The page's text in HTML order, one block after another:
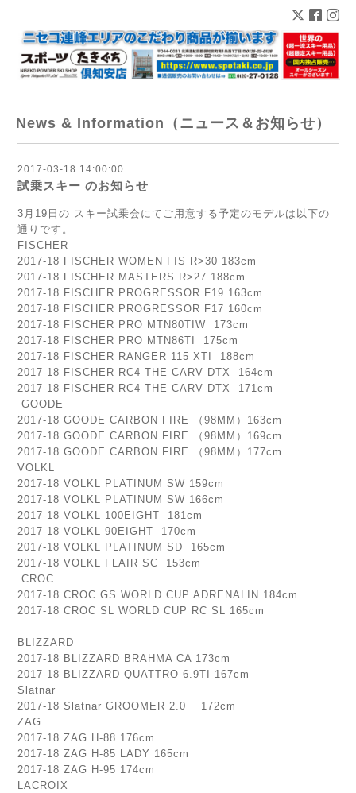
News & Information（ニュース＆お知らせ）
2017-03-18 14:00:00
試乗スキー のお知らせ
3月19日の スキー試乗会にてご用意する予定のモデルは以下の
通りです。
FISCHER
2017-18 FISCHER WOMEN FIS R>30 183cm
2017-18 FISCHER MASTERS R>27 188cm
2017-18 FISCHER PROGRESSOR F19 163cm
2017-18 FISCHER PROGRESSOR F17 160cm
2017-18 FISCHER PRO MTN80TIW 173cm
2017-18 FISCHER PRO MTN86TI 175cm
2017-18 FISCHER RANGER 115 XTI 188cm
2017-18 FISCHER RC4 THE CARV DTX 164cm
2017-18 FISCHER RC4 THE CARV DTX 171cm
GOODE
2017-18 GOODE CARBON FIRE （98MM）163cm
2017-18 GOODE CARBON FIRE （98MM）169cm
2017-18 GOODE CARBON FIRE （98MM）177cm
VOLKL
2017-18 VOLKL PLATINUM SW 159cm
2017-18 VOLKL PLATINUM SW 166cm
2017-18 VOLKL 100EIGHT 181cm
2017-18 VOLKL 90EIGHT 170cm
2017-18 VOLKL PLATINUM SD 165cm
2017-18 VOLKL FLAIR SC 153cm
CROC
2017-18 CROC GS WORLD CUP ADRENALIN 184cm
2017-18 CROC SL WORLD CUP RC SL 165cm
BLIZZARD
2017-18 BLIZZARD BRAHMA CA 173cm
2017-18 BLIZZARD QUATTRO 6.9TI 167cm
Slatnar
2017-18 Slatnar GROOMER 2.0 172cm
ZAG
2017-18 ZAG H-88 176cm
2017-18 ZAG H-85 LADY 165cm
2017-18 ZAG H-95 174cm
LACROIX